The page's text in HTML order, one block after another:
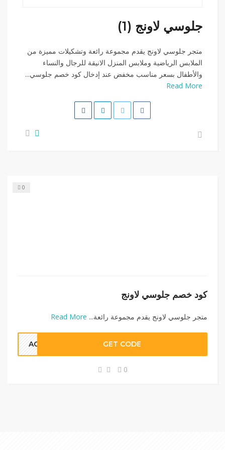
جلوسي لاونج (1)
متجر جلوسي لاونج يقدم مجموعة رائعة وتشكيلات مميزة من
الملابس الرياضية وملابس المنزل الانيقة للرجال والنساء
والأطفال بسعر مناسب مخفض عند إدخال كود خصم جلوسي...
Read More
0
كود خصم جلوسي لاونج
متجر جلوسي لاونج يقدم مجموعة رائعة... Read More
GET CODE
0